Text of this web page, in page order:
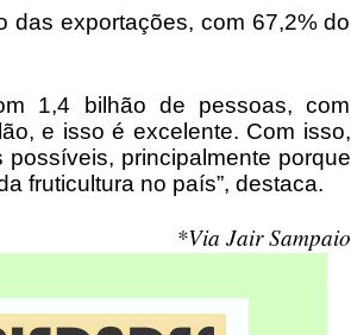
das exportações, com 67,2% do
1,4 bilhão de pessoas, com
e isso é excelente. Com isso,
principalmente porque
fruticultura no país”, destaca.
*Via Jair Sampaio